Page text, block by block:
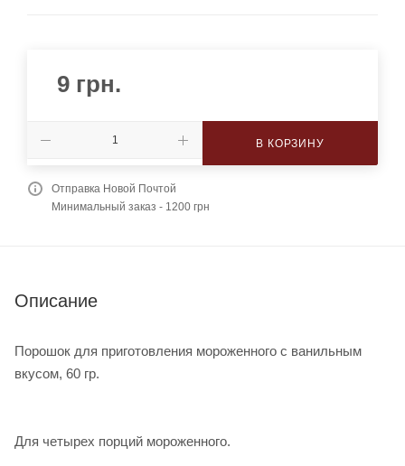
9 грн.
В КОРЗИНУ
Отправка Новой Почтой
Минимальный заказ - 1200 грн
Описание
Порошок для приготовления мороженного с ванильным
вкусом, 60 гр.
Для четырех порций мороженного.